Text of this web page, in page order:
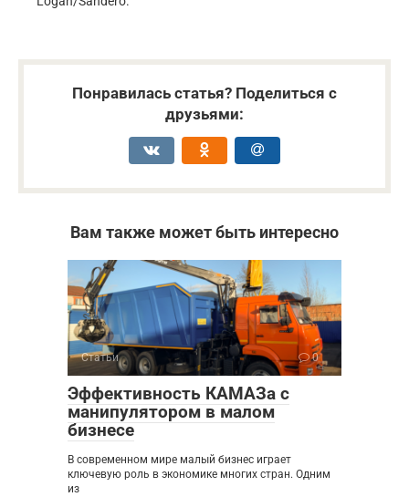
Понравилась статья? Поделиться с
друзьями:
Вам также может быть интересно
Статьи 0
Эффективность КАМАЗа с
манипулятором в малом
бизнесе
В современном мире малый бизнес играет
ключевую роль в экономике многих стран. Одним
из